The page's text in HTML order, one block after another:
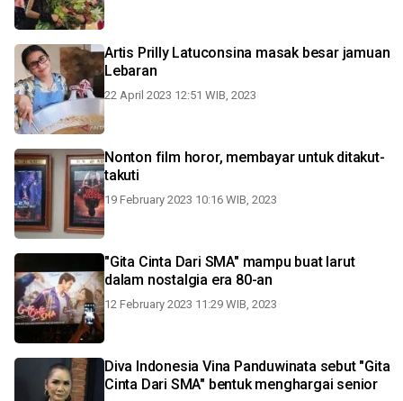
Artis Prilly Latuconsina masak besar jamuan
Lebaran
22 April 2023 12:51 WIB, 2023
Nonton film horor, membayar untuk ditakut-
takuti
19 February 2023 10:16 WIB, 2023
"Gita Cinta Dari SMA" mampu buat larut
dalam nostalgia era 80-an
12 February 2023 11:29 WIB, 2023
Diva Indonesia Vina Panduwinata sebut "Gita
Cinta Dari SMA" bentuk menghargai senior